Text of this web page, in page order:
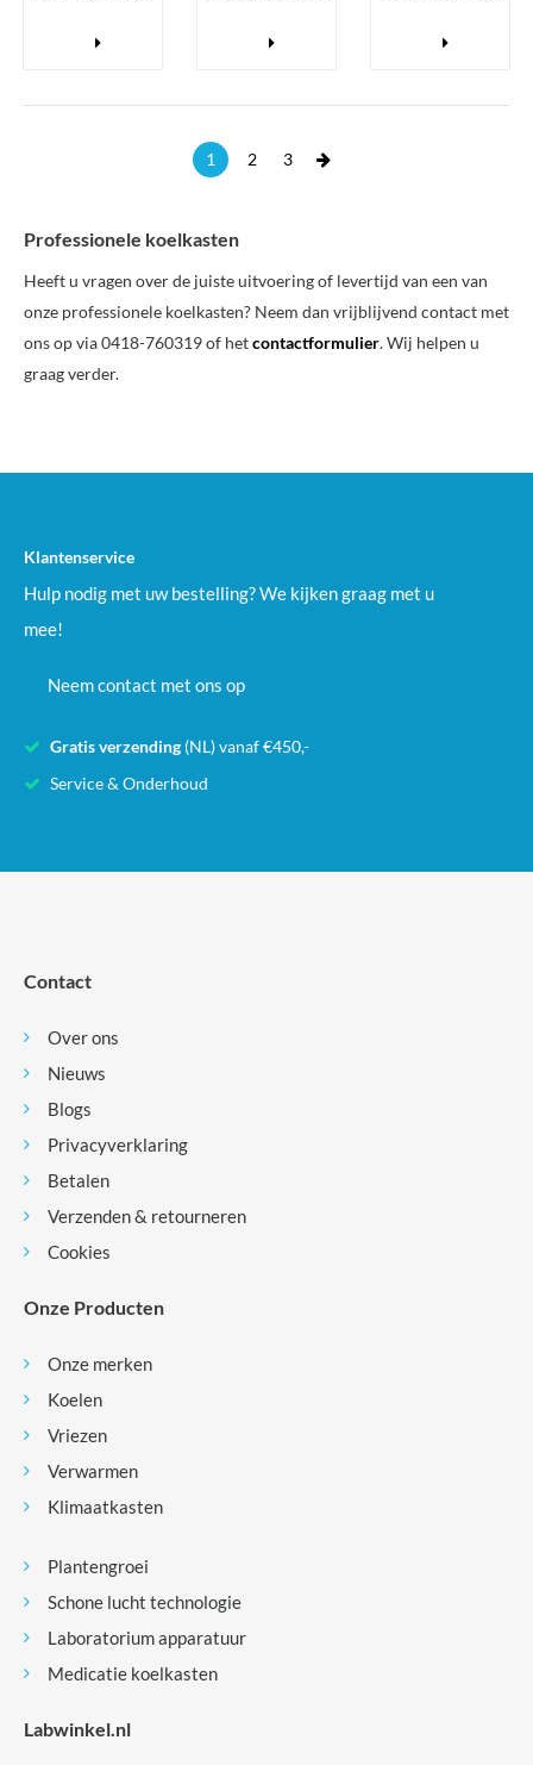
1 2 3 next
Professionele koelkasten
Heeft u vragen over de juiste uitvoering of levertijd van een van
onze professionele koelkasten? Neem dan vrijblijvend contact met
ons op via 0418-760319 of hetcontactformulier. Wij helpen u
graag verder.
Klantenservice
Hulp nodig met uw bestelling? We kijken graag met u
mee!
Neem contact met ons op
Gratis verzending (NL) vanaf €450,-
Service & Onderhoud
Contact
Over ons
Nieuws
Blogs
Privacyverklaring
Betalen
Verzenden & retourneren
Cookies
Onze Producten
Onze merken
Koelen
Vriezen
Verwarmen
Klimaatkasten
Plantengroei
Schone lucht technologie
Laboratorium apparatuur
Medicatie koelkasten
Labwinkel.nl